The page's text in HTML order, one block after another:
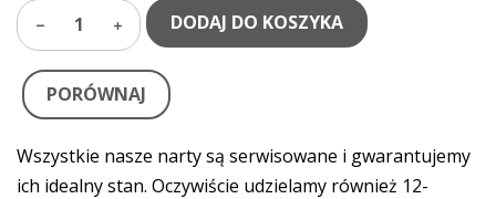
1 DODAJ DO KOSZYKA
PORÓWNAJ
Wszystkie nasze narty są serwisowane i gwarantujemy
ich idealny stan. Oczywiście udzielamy również 12-